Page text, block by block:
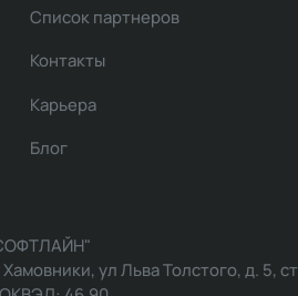
Список партнеров
Контакты
Карьера
Блог
ул Льва Толстого, д. 5,